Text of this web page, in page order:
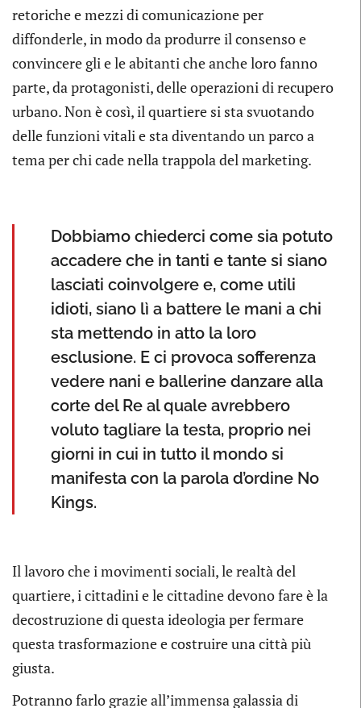
retoriche e mezzi di comunicazione per
diffonderle, in modo da produrre il consenso e
convincere gli e le abitanti che anche loro fanno
parte, da protagonisti, delle operazioni di recupero
urbano. Non è così, il quartiere si sta svuotando
delle funzioni vitali e sta diventando un parco a
tema per chi cade nella trappola del marketing.
Dobbiamo chiederci come sia potuto
accadere che in tanti e tante si siano
lasciati coinvolgere e, come utili
idioti, siano lì a battere le mani a chi
sta mettendo in atto la loro
esclusione. E ci provoca sofferenza
vedere nani e ballerine danzare alla
corte del Re al quale avrebbero
voluto tagliare la testa, proprio nei
giorni in cui in tutto il mondo si
manifesta con la parola d’ordine No
Kings.
Il lavoro che i movimenti sociali, le realtà del
quartiere, i cittadini e le cittadine devono fare è la
decostruzione di questa ideologia per fermare
questa trasformazione e costruire una città più
giusta.
Potranno farlo grazie all’immensa galassia di